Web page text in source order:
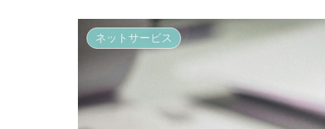
ネットサービス